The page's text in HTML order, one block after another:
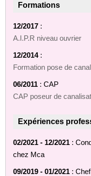
Formations
12/2017 :
A.I.P.R niveau ouvrier
12/2014:
Formation pose de
06/2011 : CAP
CAP poseur de
Expériences
02/2021 - 12/2021 :
chez Mca
09/2019 - 01/2021 :